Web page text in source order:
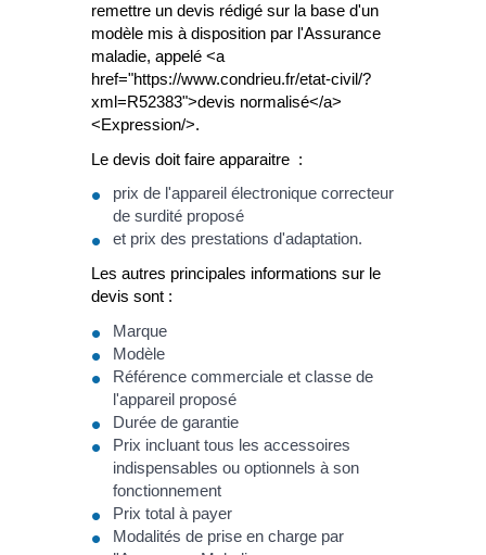
remettre un devis rédigé sur la base d'un
modèle mis à disposition par l'Assurance
maladie, appelé <a
href="https://www.condrieu.fr/etat-civil/?
xml=R52383">devis normalisé</a>
<Expression/>.
Le devis doit faire apparaitre :
prix de l'appareil électronique correcteur
de surdité proposé
et prix des prestations d'adaptation.
Les autres principales informations sur le
devis sont :
Marque
Modèle
Référence commerciale et classe de
l'appareil proposé
Durée de garantie
Prix incluant tous les accessoires
indispensables ou optionnels à son
fonctionnement
Prix total à payer
Modalités de prise en charge par